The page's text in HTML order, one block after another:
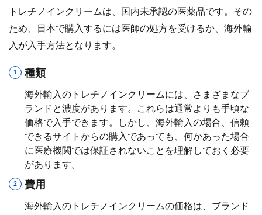
トレチノインクリームは、国内未承認の医薬品です。その
ため、日本で購入するには医師の処方を受けるか、海外輸
入が入手方法となります。
種類
海外輸入のトレチノインクリームには、さまざまなブ
ランドと濃度があります。これらは通常よりも手頃な
価格で入手できます。しかし、海外輸入の場合、信頼
できるサイトからの購入であっても、何かあった場合
に医療機関では保証されないことを理解しておく必要
があります。
費用
海外輸入のトレチノインクリームの価格は、ブランド